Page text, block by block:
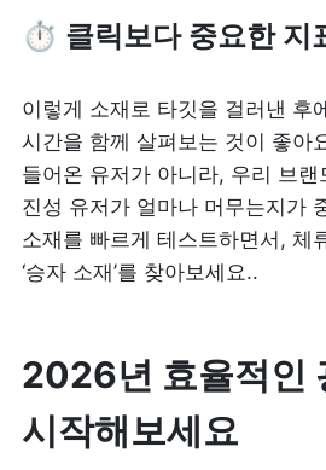
⏱️ 클릭보다 중요한 지
이렇게 소재로 타깃을 걸러낸 후
시간을 함께 살펴보는 것이 좋아
들어온 유저가 아니라, 우리 브
진성 유저가 얼마나 머무는지가
소재를 빠르게 테스트하면서, 체
‘승자 소재’를 찾아보세요..
2026년 효율적인
시작해보세요